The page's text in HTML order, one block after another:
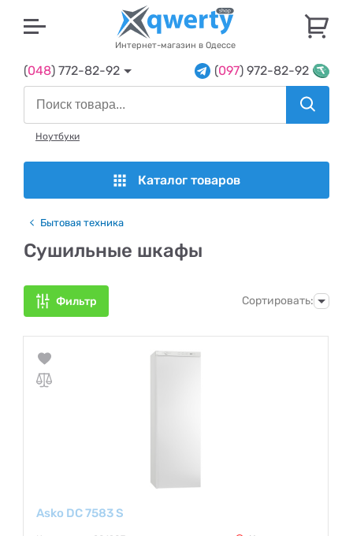
Интернет-магазин в Одессе
(048) 772-82-92 (097) 972-82-92
Ноутбуки
Каталог товаров
Бытовая техника
Сушильные шкафы
Фильтр Сортировать:
Asko DC 7583 S